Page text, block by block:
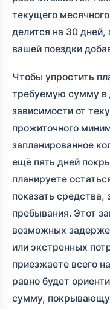
текущего
делится на 30 дней,
вашей поездки
Чтобы упростить
требуемую сумму в
зависимости от
прожиточного
запланированное
ещё пять дней
планируете
показать средства,
пребывания. Этот
возможных
или экстренных
приезжаете всего
равно будет
сумму,